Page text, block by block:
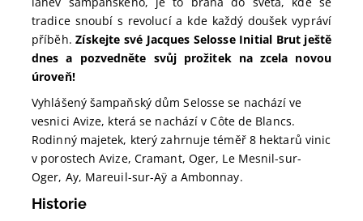
tradice snoubí s revolucí a kde každý doušek vypráví
příběh.Získejte své Jacques Selosse Initial Brut ještě
dnes a pozvedněte svůj prožitek na zcela novou
úroveň!
Vyhlášený šampaňský dům Selosse se nachází ve
vesnici Avize, která se nachází v Côte de Blancs.
Rodinný majetek, který zahrnuje téměř 8 hektarů vinic
v porostech Avize, Cramant, Oger, Le Mesnil-sur-
Oger, Ay, Mareuil-sur-Aÿ a Ambonnay.
Historie